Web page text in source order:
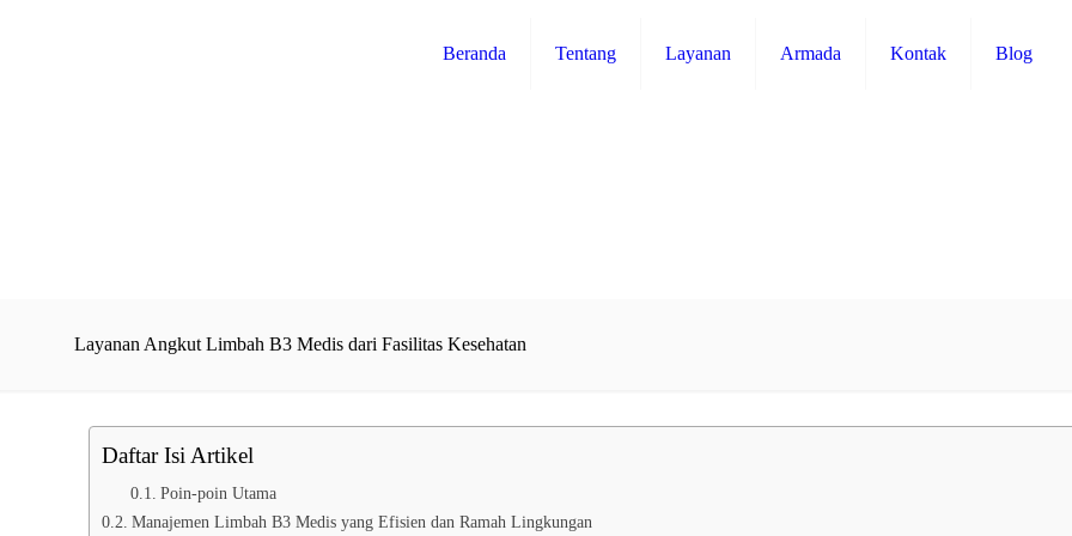
Beranda Tentang Layanan Armada Kontak Blog
Layanan Angkut Limbah B3 Medis dari Fasilitas Kesehatan
Daftar Isi Artikel
Poin-poin Utama
Manajemen Limbah B3 Medis yang Efisien dan Ramah Lingkungan